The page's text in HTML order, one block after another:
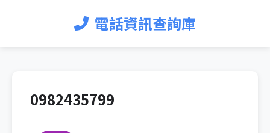
電話資訊查詢庫
0982435799